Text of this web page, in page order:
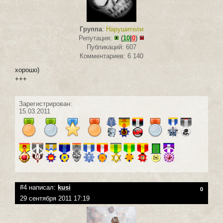
Группа: Нарушители
Репутация:
(10 0)
Публикаций: 607
Комментариев: 6 140
хорошо)
+++
Зарегистрирован:
15.03.2011
#4 написал: kusi 0
29 сентября 2011 17:19